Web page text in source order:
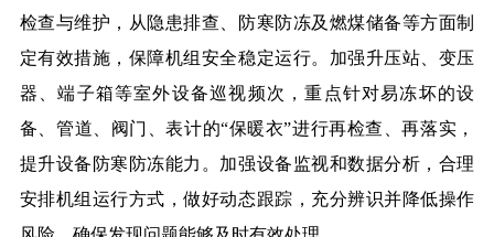
检查与维护，从隐患排查、防寒防冻及燃煤储备等方面制
定有效措施，保障机组安全稳定运行。加强升压站、变压
器、端子箱等室外设备巡视频次，重点针对易冻坏的设
备、管道、阀门、表计的“保暖衣”进行再检查、再落实，
提升设备防寒防冻能力。加强设备监视和数据分析，合理
安排机组运行方式，做好动态跟踪，充分辨识并降低操作